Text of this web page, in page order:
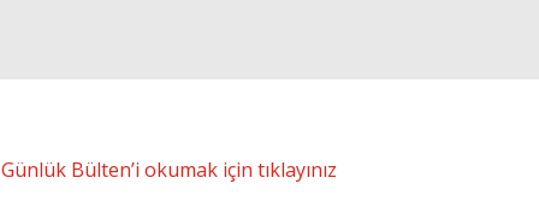
Günlük Bülten’i okumak için tıklayınız